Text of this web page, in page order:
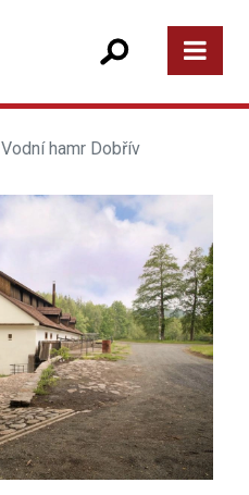
Vodní hamr Dobřív